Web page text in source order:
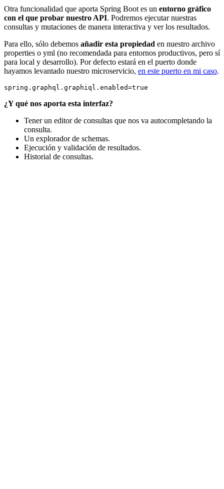
Otra funcionalidad que aporta Spring Boot es un entorno gráfico
con el que probar nuestro API. Podremos ejecutar nuestras
consultas y mutaciones de manera interactiva y ver los resultados.
Para ello, sólo debemos añadir esta propiedad en nuestro archivo
properties o yml (no recomendada para entornos productivos, pero sí
para local y desarrollo). Por defecto estará en el puerto donde
hayamos levantado nuestro microservicio, en este puerto en mi caso.
¿Y qué nos aporta esta interfaz?
Tener un editor de consultas que nos va autocompletando la
consulta.
Un explorador de schemas.
Ejecución y validación de resultados.
Historial de consultas.